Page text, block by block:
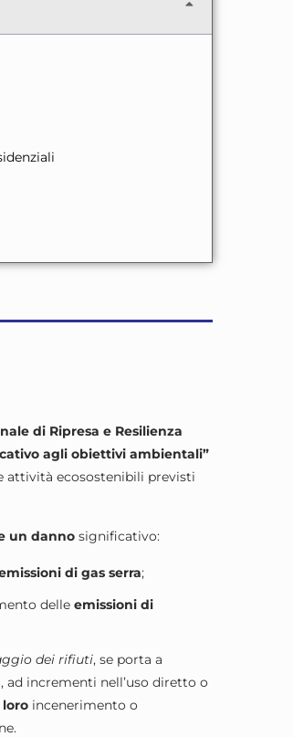
di Ripresa e Resilienza
agli obiettivi ambientali”
attività ecosostenibili previsti
un danno significativo:
di gas serra;
delle emissioni di
dei rifiuti, se porta a
incrementi nell’uso diretto o
incenerimento o